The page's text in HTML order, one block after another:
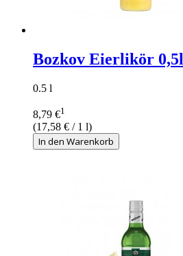
Bozkov Eierlikör 0,5l
0.5 l
8,79 €1
(17,58 € / 1 l)
In den Warenkorb